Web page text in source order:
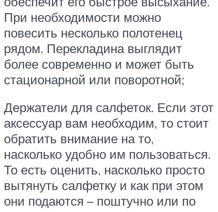
При необходимости можно
повесить несколько полотенец
рядом. Перекладина выглядит
более современно и может быть
стационарной или поворотной;
Держатели для салфеток. Если этот
аксессуар вам необходим, то стоит
обратить внимание на то,
насколько удобно им пользоваться.
То есть оценить, насколько просто
вытянуть салфетку и как при этом
они подаются – поштучно или по